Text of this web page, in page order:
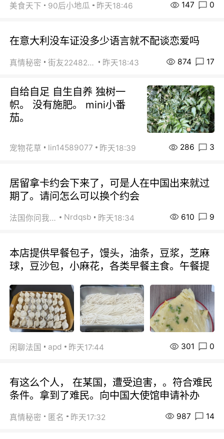
美食天下 90后小地瓜 昨天18:46 147 0
在意大利没车证没多少语言就不配谈恋爱吗
真情秘密 街友22482465 昨天18:43 874 17
自给自足 自生自养 独树一
帜。 没有施肥。 mini小番
茄。
宠物花草 lin14589077 昨天18:39 286 3
居留拿卡约会下来了，可是人在中国出来就过
期了。请问怎么可以换个约会
法国你问我答 Nrdqsb 昨天18:34 610 9
本店提供早餐包子，馒头，油条，豆浆，芝麻
球，豆沙包，小麻花，各类早餐主食。午餐提
闲聊法国 apd 昨天17:44 301 0
有这么个人， 在某国，遭受迫害，。符合难民
条件。拿到了难民。向中国大使馆申请补办
真情秘密 匿名 昨天17:32 987 14